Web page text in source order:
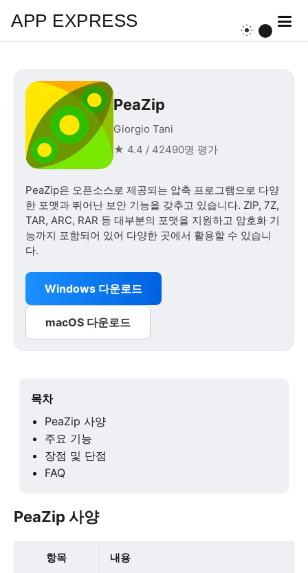
APP EXPRESS
PeaZip
Giorgio Tani
★ 4.4 / 42490명 평가
PeaZip은 오픈소스로 제공되는 압축 프로그램으로 다양
한 포맷과 뛰어난 보안 기능을 갖추고 있습니다. ZIP, 7Z,
TAR, ARC, RAR 등 대부분의 포맷을 지원하고 암호화 기
능까지 포함되어 있어 다양한 곳에서 활용할 수 있습니
다.
Windows 다운로드
macOS 다운로드
목차
PeaZip 사양
주요 기능
장점 및 단점
FAQ
PeaZip 사양
항목 내용